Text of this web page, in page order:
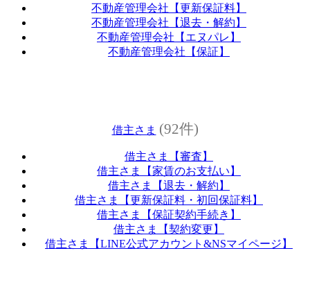
不動産管理会社【更新保証料】
不動産管理会社【退去・解約】
不動産管理会社【エヌパレ】
不動産管理会社【保証】
借主さま (92件)
借主さま【審査】
借主さま【家賃のお支払い】
借主さま【退去・解約】
借主さま【更新保証料・初回保証料】
借主さま【保証契約手続き】
借主さま【契約変更】
借主さま【LINE公式アカウント&NSマイページ】